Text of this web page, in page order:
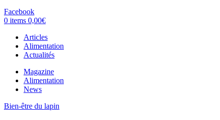
Facebook
0 items 0,00€
Articles
Alimentation
Actualités
Magazine
Alimentation
News
Bien-être du lapin